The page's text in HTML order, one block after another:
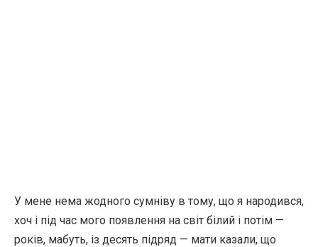
У мене нема жодного сумніву в тому, що я народився,
хоч і під час мого появлення на світ білий і потім —
років, мабуть, із десять підряд — мати казали, що